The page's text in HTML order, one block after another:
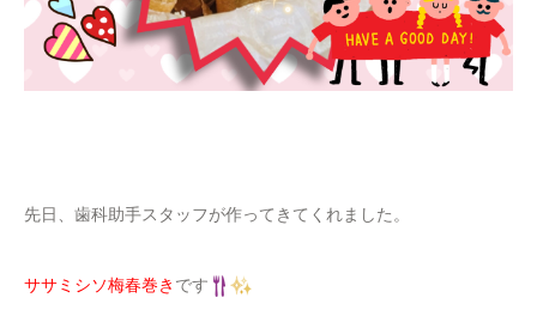
先日、歯科助手スタッフが作ってきてくれました。
ササミシソ梅春巻き です